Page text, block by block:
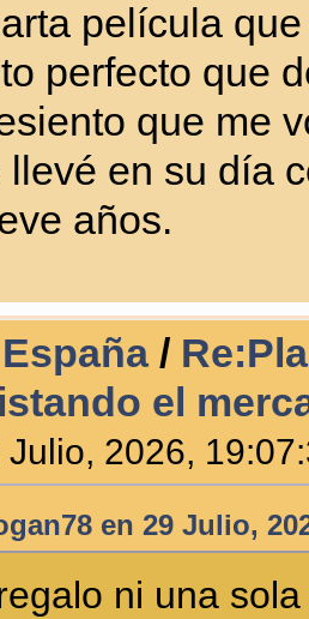
película
perfecto que
que me
llevé en su día
años.
/
el
Julio, 2026,
en 29 Julio,
ni una